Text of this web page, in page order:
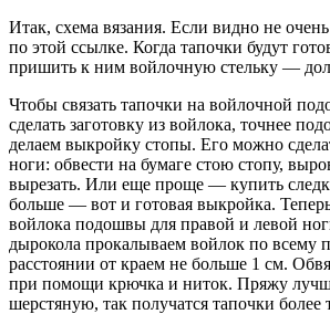
Итак, схема вязания. Если видно не
по этой ссылке. Когда тапочки будут
пришить к ним войлочную стельку —
Чтобы связать тапочки на войлочной
сделать заготовку из войлока, точнее
делаем выкройку стопы. Его можно
ноги: обвести на бумаге стою стопу,
вырезать. Или еще проще — купить
больше — вот и готовая выкройка.
войлока подошвы для правой и левой
дырокола прокалываем войлок по всему
расстоянии от краем не больше 1 см.
при помощи крючка и ниток. Пряжу
шерстяную, так получатся тапочки более